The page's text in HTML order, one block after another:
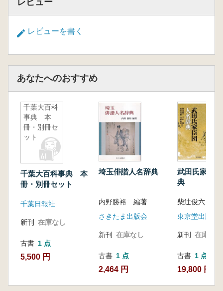
レビュー
レビューを書く
あなたへのおすすめ
千葉大百科
事典 本
冊・別冊セ
ット
千葉大百科事典 本
冊・別冊セット
千葉日報社
新刊 在庫なし
古書 1 点
5,500 円
埼玉俳諧人名辞典
内野勝裕 編著
さきたま出版会
新刊 在庫なし
古書 1 点
2,464 円
武田氏家臣
典
東京堂出版
新刊 在庫なし
古書 1 点
19,800 円